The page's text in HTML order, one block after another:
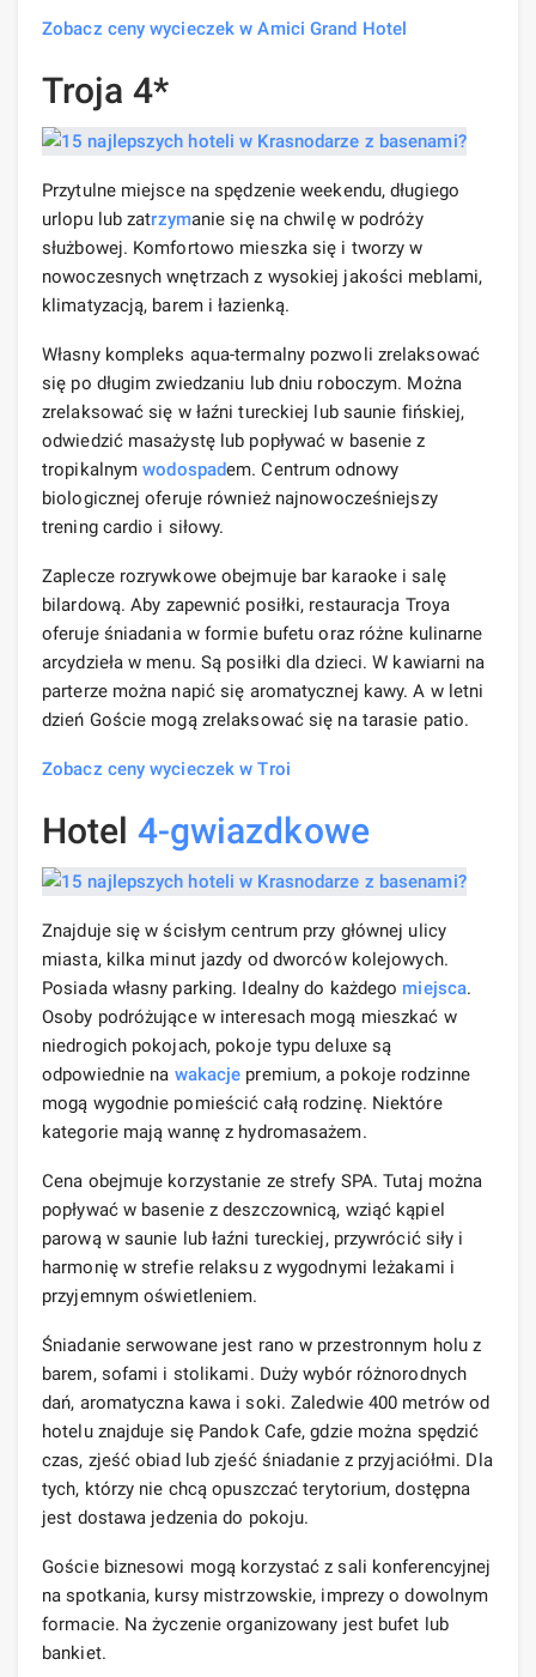
Zobacz ceny wycieczek w Amici Grand Hotel
Troja 4*
Przytulne miejsce na spędzenie weekendu, długiego
urlopu lub zatrzymanie się na chwilę w podróży
służbowej. Komfortowo mieszka się i tworzy w
nowoczesnych wnętrzach z wysokiej jakości meblami,
klimatyzacją, barem i łazienką.
Własny kompleks aqua-termalny pozwoli zrelaksować
się po długim zwiedzaniu lub dniu roboczym. Można
zrelaksować się w łaźni tureckiej lub saunie fińskiej,
odwiedzić masażystę lub popływać w basenie z
tropikalnymwodospadem. Centrum odnowy
biologicznej oferuje również najnowocześniejszy
trening cardio i siłowy.
Zaplecze rozrywkowe obejmuje bar karaoke i salę
bilardową. Aby zapewnić posiłki, restauracja Troya
oferuje śniadania w formie bufetu oraz różne kulinarne
arcydzieła w menu. Są posiłki dla dzieci. W kawiarni na
parterze można napić się aromatycznej kawy. A w letni
dzień Goście mogą zrelaksować się na tarasie patio.
Zobacz ceny wycieczek w Troi
Hotel 4-gwiazdkowe
Znajduje się w ścisłym centrum przy głównej ulicy
miasta, kilka minut jazdy od dworców kolejowych.
Posiada własny parking. Idealny do każdego miejsca.
Osoby podróżujące w interesach mogą mieszkać w
niedrogich pokojach, pokoje typu deluxe są
odpowiednie na wakacje premium, a pokoje rodzinne
mogą wygodnie pomieścić całą rodzinę. Niektóre
kategorie mają wannę z hydromasażem.
Cena obejmuje korzystanie ze strefy SPA. Tutaj można
popływać w basenie z deszczownicą, wziąć kąpiel
parową w saunie lub łaźni tureckiej, przywrócić siły i
harmonię w strefie relaksu z wygodnymi leżakami i
przyjemnym oświetleniem.
Śniadanie serwowane jest rano w przestronnym holu z
barem, sofami i stolikami. Duży wybór różnorodnych
dań, aromatyczna kawa i soki. Zaledwie 400 metrów od
hotelu znajduje się Pandok Cafe, gdzie można spędzić
czas, zjeść obiad lub zjeść śniadanie z przyjaciółmi. Dla
tych, którzy nie chcą opuszczać terytorium, dostępna
jest dostawa jedzenia do pokoju.
Goście biznesowi mogą korzystać z sali konferencyjnej
na spotkania, kursy mistrzowskie, imprezy o dowolnym
formacie. Na życzenie organizowany jest bufet lub
bankiet.